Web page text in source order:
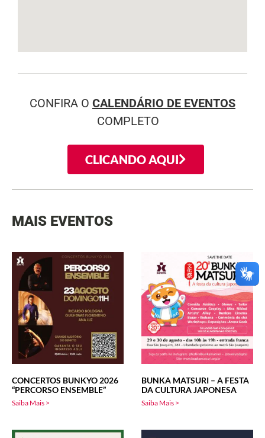
CONFIRA O CALENDÁRIO DE EVENTOS
COMPLETO
CLICANDO AQUI
MAIS EVENTOS
CONCERTOS BUNKYO 2026
“PERCORSO ENSEMBLE”
Saiba Mais >
BUNKA MATSURI – A FESTA
DA CULTURA JAPONESA
Saiba Mais >